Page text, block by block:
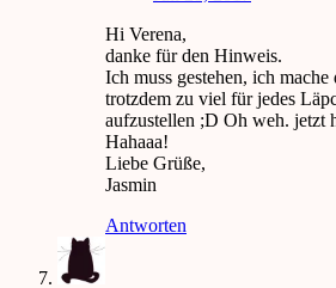
Hi Verena,
danke für den Hinweis.
Ich muss gestehen, ich
trotzdem zu viel für jedes
aufzustellen ;D Oh weh. jetzt
Hahaaa!
Liebe Grüße,
Jasmin
Antworten